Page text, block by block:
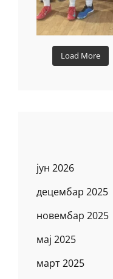
Load More
јун 2026
децембар 2025
новембар 2025
мај 2025
март 2025